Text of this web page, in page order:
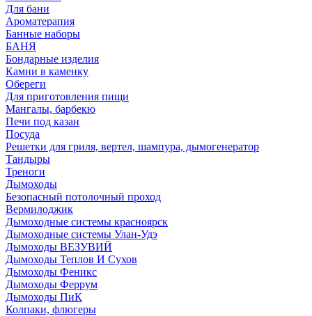
Для бани
Ароматерапия
Банные наборы
БАНЯ
Бондарные изделия
Камни в каменку
Обереги
Для приготовления пищи
Мангалы, барбекю
Печи под казан
Посуда
Решетки для гриля, вертел, шампура, дымогенератор
Тандыры
Треноги
Дымоходы
Безопасный потолочный проход
Вермилоджик
Дымоходные системы красноярск
Дымоходные системы Улан-Удэ
Дымоходы ВЕЗУВИЙ
Дымоходы Теплов И Сухов
Дымоходы Феникс
Дымоходы Феррум
Дымоходы ПиК
Колпаки, флюгеры